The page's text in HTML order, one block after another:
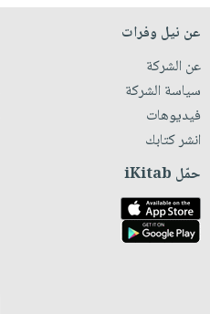
عن نيل وفرات
عن الشركة
سياسة الشركة
فيديوهات
انشر كتابك
حمّل iKitab